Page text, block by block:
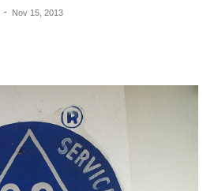
- Nov 15, 2013